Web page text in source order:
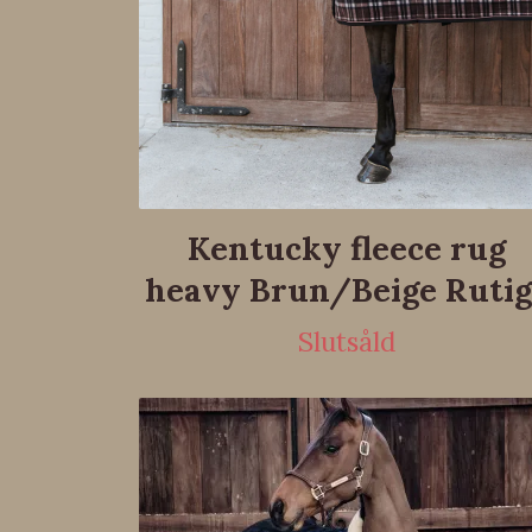
Kentucky fleece rug
heavy Brun/Beige
Slutsåld